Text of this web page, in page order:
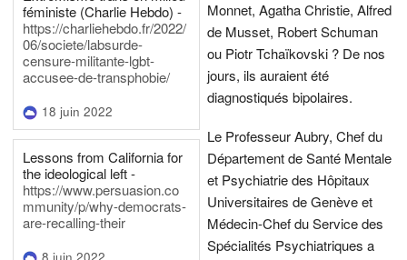
féministe (Charlie Hebdo) -
https://charliehebdo.fr/2022/
06/societe/labsurde-
censure-militante-lgbt-
accusee-de-transphobie/
18 juin 2022
Lessons from California for
the ideological left -
https://www.persuasion.co
mmunity/p/why-democrats-
are-recalling-their
8 juin 2022
Monnet, Agatha Christie, Alfred
de Musset, Robert Schuman
ou Piotr Tchaïkovski ? De nos
jours, ils auraient été
diagnostiqués bipolaires.
Le Professeur Aubry, Chef du
Département de Santé Mentale
et Psychiatrie des Hôpitaux
Universitaires de Genève et
Médecin-Chef du Service des
Spécialités Psychiatriques a